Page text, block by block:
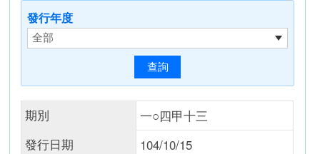
發行年度
期別
一○四甲十三
發行日期
104/10/15